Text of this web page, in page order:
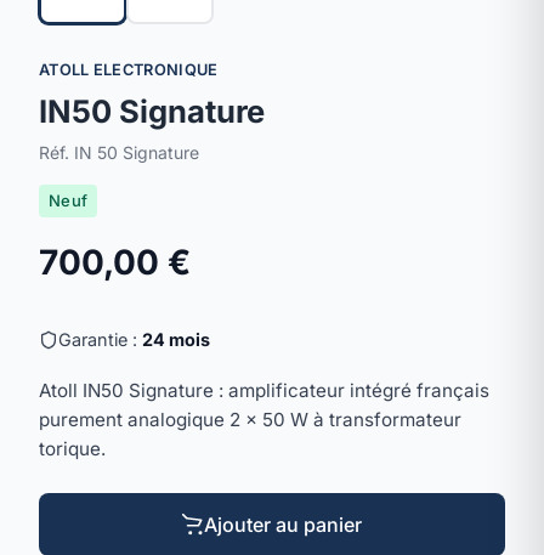
ATOLL ELECTRONIQUE
IN50 Signature
Réf. IN 50 Signature
Neuf
700,00 €
Garantie : 24 mois
Atoll IN50 Signature : amplificateur intégré français
purement analogique 2 × 50 W à transformateur
torique.
Ajouter au panier